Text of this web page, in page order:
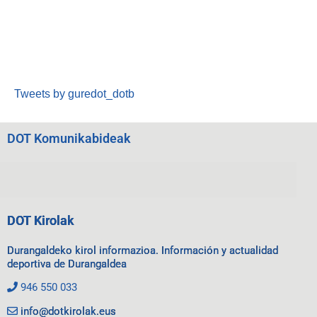
Tweets by guredot_dotb
DOT Komunikabideak
DOT Kirolak
Durangaldeko kirol informazioa. Información y actualidad
deportiva de Durangaldea
946 550 033
info@dotkirolak.eus